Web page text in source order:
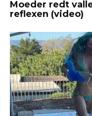
Moeder redt
reflexen (video)